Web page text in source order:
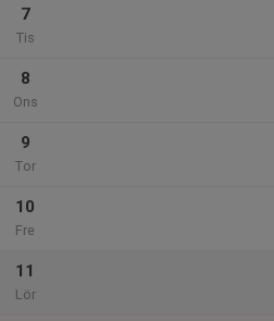
7
Tis
8
Ons
9
Tor
10
Fre
11
Lör